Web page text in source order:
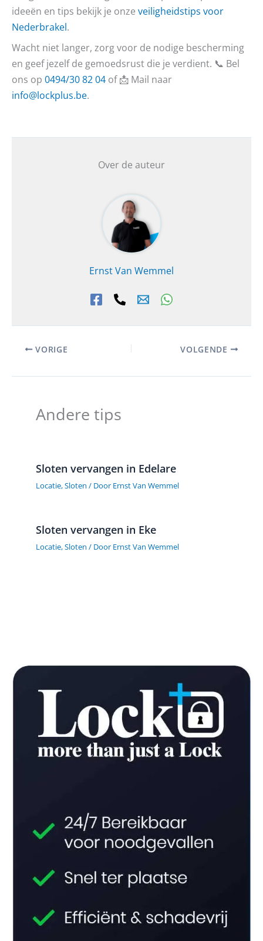
ideeën en tips bekijk je onze veiligheidstips voor
Nederbrakel.
Wacht niet langer, zorg voor de nodige bescherming
en geef jezelf de gemoedsrust die je verdient. 📞 Bel
ons op 0494/30 82 04 of 📩 Mail naar
info@lockplus.be.
Over de auteur
Ernst Van Wemmel
VORIGE VOLGENDE
Andere tips
Sloten vervangen in Edelare
Locatie,Sloten / Door Ernst Van Wemmel
Sloten vervangen in Eke
Locatie,Sloten / Door Ernst Van Wemmel